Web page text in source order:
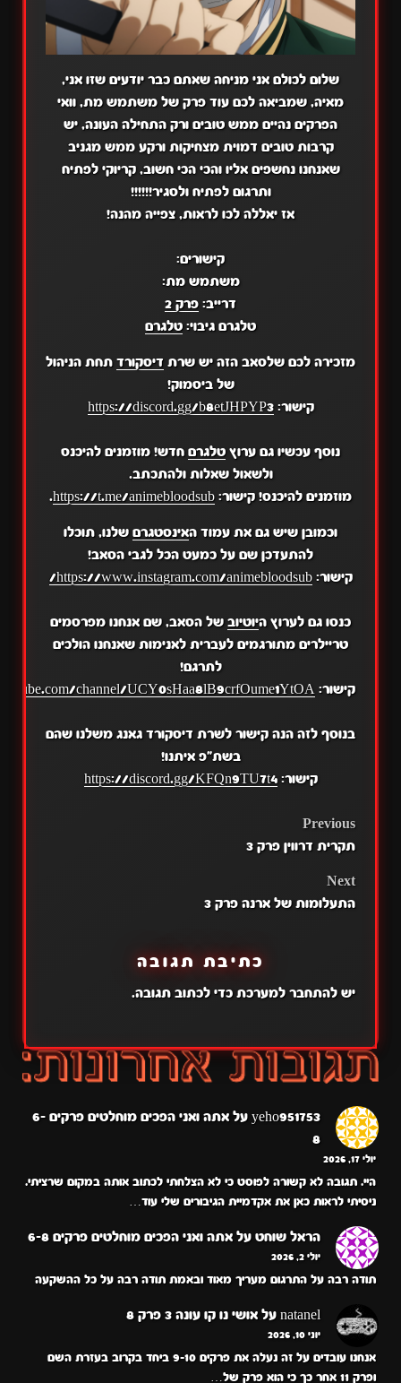
שלום לכולם אני מניחה שאתם כבר יודעים שזו אני,
מאיה, שמביאה לכם עוד פרק של משתמש מת, וואי
הפרקים נהיים ממש טובים ורק התחילה העונה, יש
קרבות טובים דמוית מצחיקות ורקע ממש מגניב
שאנחנו נחשפים אליו והכי הכי חשוב, קריוקי לפתיח
ותרגום לפתיח ולסגיר!!!!!!
אז יאללה לכו לראות, צפייה מהנה!
קישורים:
משתמש מת:
דרייב: פרק 2
טלגרם גיבוי:טלגרם
מזכירה לכם שלסאב הזה יש שרת דיסקורד תחת הניהול
של ביסמוק!
קישור:https://discord.gg/b8etJHPYP3
נוסף עכשיו גם ערוץטלגרםחדש! מוזמנים להיכנס
ולשאול שאלות ולהתכתב.
מוזמנים להיכנס! קישור: https://t.me/animebloodsub
.
וכמובן שיש גם את עמוד האינסטגרםשלנו, תוכלו
להתעדכן שם על כמעט הכל לגבי הסאב!
קישור:https://www.instagram.com/animebloodsub/
כנסו גם לערוץ היוטיובשל הסאב, שם אנחנו מפרסמים
טריילרים מתורגמים לעברית לאנימות שאנחנו הולכים
לתרגם!
קישור: channel/UCY0sHaa8lB9crfOume1YtOA
בנוסף לזה הנה קישור לשרת דיסקורד גאנג משלנו שהם
בשת"פ איתנו!
קישור:https://discord.gg/KFQn9TU7t4
POST
Previous
תקרית דרווין פרק 3
Next
התעלומות של ארנה פרק 3
כתיבת תגובה
יש להתחבר למערכתכדי לכתוב תגובה.
yeho951753 על
אתה ואני הפכים מוחלטים פרקים 6-
8
יולי 17, 2026
היי. תגובה לא קשורה לפוסט כי לא הצלחתי לכתוב אותה במקום שרציתי.
ניסיתי לראות כאן את אקדמיית הגיבורים שלי עוד…
הראל שוחט על אתה ואני הפכים מוחלטים פרקים 6-8
יולי 2, 2026
תודה רבה על התרגום מעריך מאוד ובאמת תודה רבה על כל ההשקעה
natanel על אושי נו קו עונה 3 פרק 8
יוני 10, 2026
אנחנו עובדים על זה נעלה את פרקים 9-10 ביחד בקרוב בעזרת השם
ופרק 11 אחר כך כי הוא פרק של…